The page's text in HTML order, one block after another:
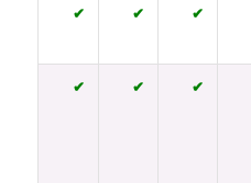
✔
✔
✔
✔
✔
✔